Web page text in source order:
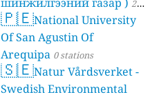
21
stations
🇵🇪National University
Of San Agustin Of
Arequipa 0 stations
🇸🇪Natur Vårdsverket -
Swedish Environmental